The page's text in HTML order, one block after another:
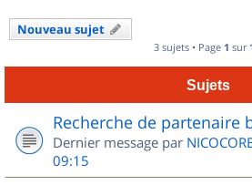
Nouveau sujet
3 sujets • Page 1 sur
Sujets
Recherche de partenaire
Dernier message par
09:15